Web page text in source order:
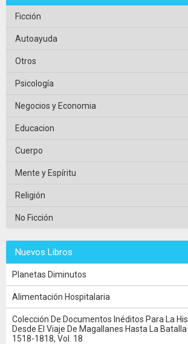
Ficción
Autoayuda
Otros
Psicología
Negocios y Economia
Educacion
Cuerpo
Mente y Espíritu
Religión
No Ficción
Nuevos Libros
Planetas Diminutos
Alimentación Hospitalaria
Colección De Documentos Inéditos Para La
Desde El Viaje De Magallanes Hasta La
1518-1818, Vol. 18